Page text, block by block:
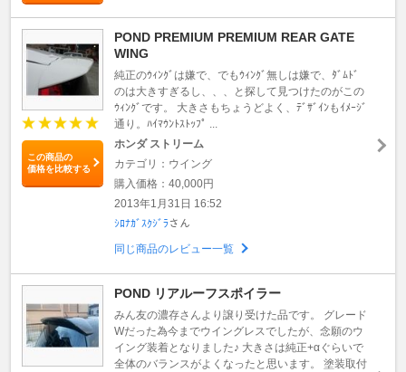
この商品の
価格を比較する
POND PREMIUM PREMIUM REAR GATE
WING
純正のｳｨﾝｸﾞは嫌で、でもｳｨﾝｸﾞ無しは嫌で、ﾀﾞﾑﾄﾞ
のは大きすぎるし、、、と探して見つけたのがこの
ｳｨﾝｸﾞです。 大きさもちょうどよく、ﾃﾞｻﾞｲﾝもｲﾒｰｼﾞ
通り。ﾊｲﾏｳﾝﾄｽﾄｯﾌﾟ ...
ホンダ ストリーム
カテゴリ：ウイング
購入価格：40,000円
2013年1月31日 16:52
ｼﾛﾅｶﾞｽｸｼﾞﾗさん
同じ商品のレビュー一覧
POND リアルーフスポイラー
みん友の濃存さんより譲り受けた品です。 グレード
Wだった為今までウイングレスでしたが、念願のウ
イング装着となりました♪ 大きさは純正+αぐらいで
全体のバランスがよくなったと思います。 塗装取付